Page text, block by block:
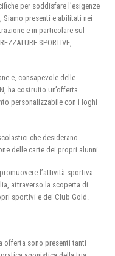
per soddisfare l’esigenze
presenti e abilitati nei
e in particolare sul
SPORTIVE,
e, consapevole delle
ha costruito un’offerta
personalizzabile con i loghi
che desiderano
delle carte dei propri alunni.
l’attività sportiva
attraverso la scoperta di
sportivi e dei Club Gold.
offerta sono presenti tanti